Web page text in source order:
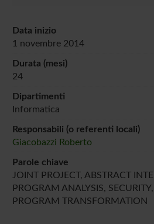
Data inizio
1 novembre 2014
Durata (mesi)
24
Dipartimenti
Informatica
Responsabili (o referenti locali)
Giacobazzi Roberto
Parole chiave
JOINT PROJECT, ABSTRACT
PROGRAM ANALYSIS,
PROGRAM TRANSFORMATION